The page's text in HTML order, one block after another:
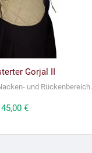
Gorjal II
und Rückenbereich.
Preis
45,00 €